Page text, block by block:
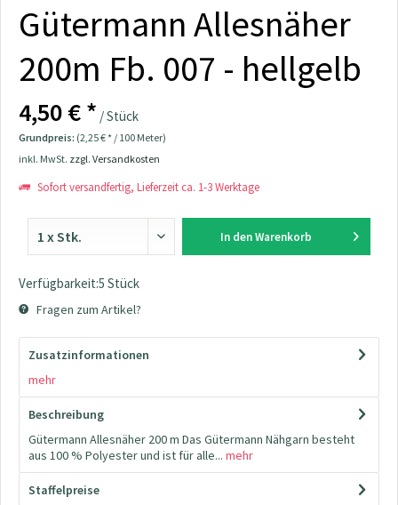
Gütermann Allesnäher
200m Fb. 007 - hellgelb
4,50 € * / Stück
Grundpreis: (2,25 € * / 100 Meter)
inkl. MwSt. zzgl. Versandkosten
Sofort versandfertig, Lieferzeit ca. 1-3 Werktage
In den Warenkorb
Verfügbarkeit:5 Stück
Fragen zum Artikel?
Zusatzinformationen
mehr
Beschreibung
Gütermann Allesnäher 200 m Das Gütermann Nähgarn besteht
aus 100 % Polyester und ist für alle... mehr
Staffelpreise